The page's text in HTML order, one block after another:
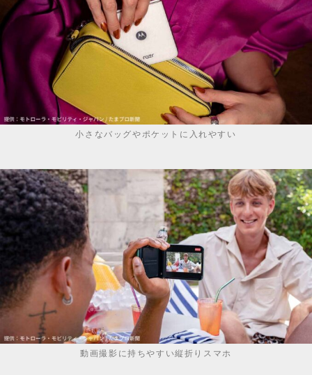
小さなバッグやポケットに入れやすい
動画撮影に持ちやすい縦折りスマホ